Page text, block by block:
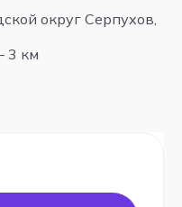
округ Серпухов,
3 км